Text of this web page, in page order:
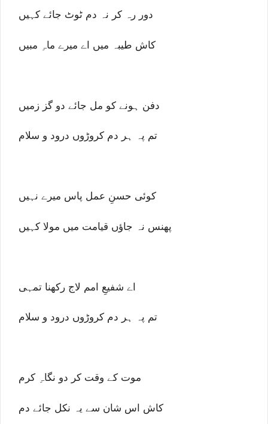
دور رہ کر نہ دم ٹوٹ جائے کہیں
کاش طیبہ میں اے میرے ماہِ مبیں
دفن ہونے کو مل جائے دو گز زمیں
تم پہ ہر دم کروڑوں درود و سلام
کوئی حسنِ عمل پاس میرے نہیں
پھنس نہ جاؤں قیامت میں مولا کہیں
اے شفیعِ امم لاج رکھنا تمہی
تم پہ ہر دم کروڑوں درود و سلام
موت کے وقت کر دو نگاہِ کرم
کاش اس شان سے یہ نکل جائے دم